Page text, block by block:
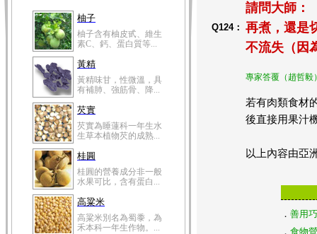
柚子
柚子含有柚皮甙、維生
素C、鈣、蛋白質等...
黃精
黃精味甘，性微溫，具
有補肺、強筋骨、降...
芡實
芡實為睡蓮科一年生水
生草本植物芡的成熟...
桂圓
桂圓的營養成分非一般
水果可比，含有蛋白...
高粱米
高粱米別名為蜀黍，為
禾本科一年生作物。...
Q124：
請問大師：
再煮，還是
不流失（因
專家答覆（趙哲毅
若有肉類食材
後直接用果汁
以上內容由亞
． 善用
． 食物